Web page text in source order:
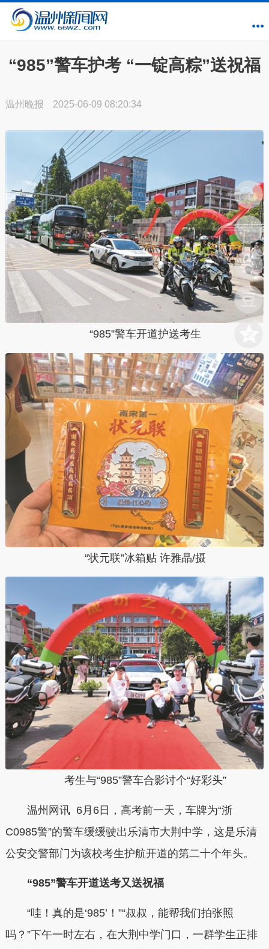
“985”警车护考 “一锭高粽”送祝福
温州晚报 2025-06-09 08:20:34
“985”警车开道护送考生
“状元联”冰箱贴 许雅晶/摄
考生与“985”警车合影讨个“好彩头”
温州网讯 6月6日，高考前一天，车牌为“浙
C0985警”的警车缓缓驶出乐清市大荆中学，这是乐清
公安交警部门为该校考生护航开道的第二十个年头。
“985”警车开道送考又送祝福
“哇！真的是‘985’！”“叔叔，能帮我们拍张照
吗？”下午一时左右，在大荆中学门口，一群学生正排